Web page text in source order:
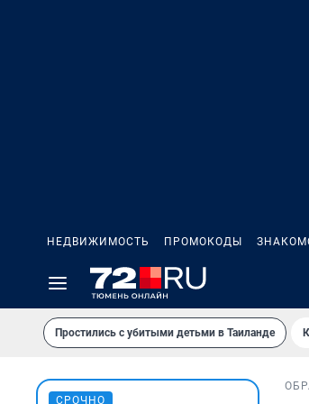
НЕДВИЖИМОСТЬ ПРОМОКОДЫ
Простились с убитыми детьми в Таиланде
СРОЧНО